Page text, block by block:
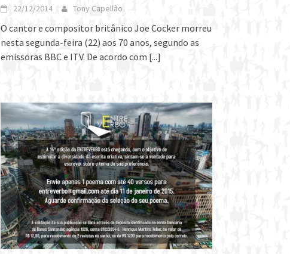
22/12/2014 Tony Capellão
O cantor e compositor britânico Joe Cocker morreu
nesta segunda-feira (22) aos 70 anos, segundo as
emissoras BBC e ITV. De acordo com [...]